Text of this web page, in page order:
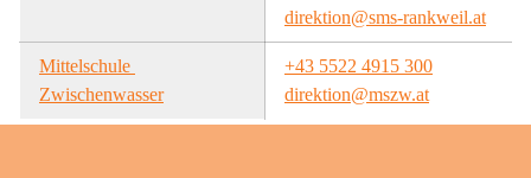
direktion@sms-rankweil.at
Mittelschule
Zwischenwasser
+43 5522 4915 300
direktion@mszw.at